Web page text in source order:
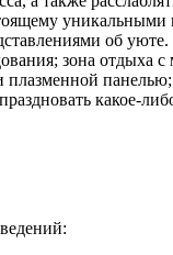
об
зона отдыха
какое-